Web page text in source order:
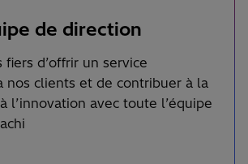
de direction
fiers d’offrir un service
nos clients et de contribuer à la
l’innovation avec toute l’équipe